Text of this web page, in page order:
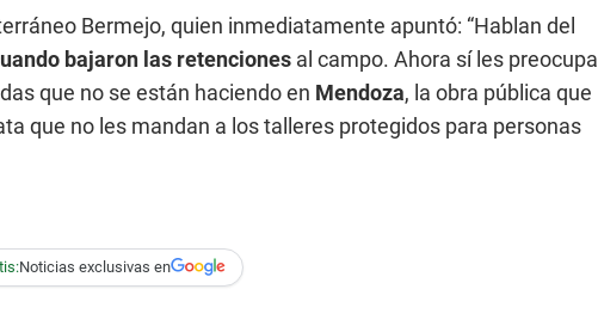
Bermejo, quien inmediatamente apuntó: “Hablan del
bajaron las retenciones al campo. Ahora sí les preocupa
que no se están haciendo en Mendoza, la obra pública que
que no les mandan a los talleres protegidos para personas
Noticias exclusivas en